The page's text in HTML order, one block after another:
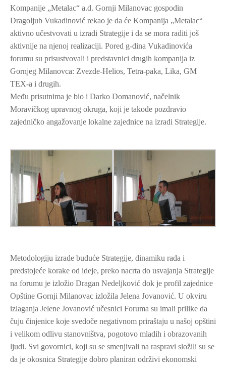
Kompanije „Metalac“ a.d. Gornji Milanovac gospodin
Dragoljub Vukadinović rekao je da će Kompanija „Metalac“
aktivno učestvovati u izradi Strategije i da se mora raditi još
aktivnije na njenoj realizaciji. Pored g-dina Vukadinovića
forumu su prisustvovali i predstavnici drugih kompanija iz
Gornjeg Milanovca: Zvezde-Helios, Tetra-paka, Lika, GM
TEX-a i drugih.
Među prisutnima je bio i Darko Domanović, načelnik
Moravičkog upravnog okruga, koji je takođe pozdravio
zajedničko angažovanje lokalne zajednice na izradi Strategije.
Metodologiju izrade buduće Strategije, dinamiku rada i
predstojeće korake od ideje, preko nacrta do usvajanja Strategije
na forumu je izložio Dragan Nedeljković dok je profil zajednice
Opštine Gornji Milanovac izložila Jelena Jovanović. U okviru
izlaganja Jelene Jovanović učesnici Foruma su imali prilike da
čuju činjenice koje svedoče negativnom priraštaju u našoj opštini
i velikom odlivu stanovništva, pogotovo mladih i obrazovanih
ljudi. Svi govornici, koji su se smenjivali na raspravi složili su se
da je okosnica Strategije dobro planiran održivi ekonomski